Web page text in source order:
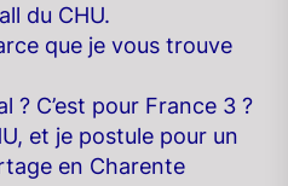
du CHU.
que je vous trouve
? C’est pour France 3 ?
et je postule pour un
en Charente